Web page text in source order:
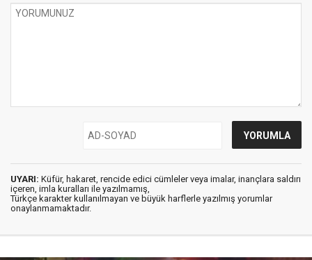
UYARI: Küfür, hakaret, rencide edici cümleler veya imalar, inançlara saldırı
içeren, imla kuralları ile yazılmamış,
Türkçe karakter kullanılmayan ve büyük harflerle yazılmış yorumlar
onaylanmamaktadır.